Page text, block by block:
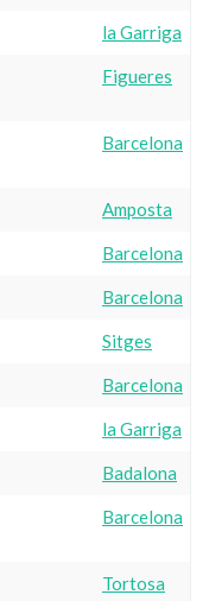
la Garriga
Figueres
Barcelona
Amposta
Barcelona
Barcelona
Sitges
Barcelona
la Garriga
Badalona
Barcelona
Tortosa